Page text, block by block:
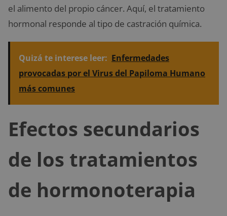
el alimento del propio cáncer. Aquí, el tratamiento
hormonal responde al tipo de castración química.
Quizá te interese leer: Enfermedades
provocadas por el Virus del Papiloma Humano
más comunes
Efectos secundarios
de los tratamientos
de hormonoterapia